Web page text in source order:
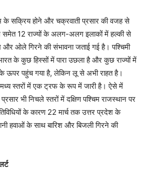
के सक्रिय होने और चक्रवाती प्रसार की वजह से
समेत 12 राज्यों के अलग-अलग इलाकों में हल्की से
और ओले गिरने की संभावना जताई गई है। पश्चिमी
के कुछ हिस्सों में पारा उछला है और कुछ राज्यों में
के ऊपर पहुंच गया है, लेकिन लू से अभी राहत है।
मध्य स्तरों में एक ट्रफ के रूप में जारी है। ऐसे में
भी निचले स्तरों में दक्षिण पश्चिम राजस्थान पर
के कारण 22 मार्च तक उत्तर प्रदेश के
हवाओं के साथ बारिश और बिजली गिरने की